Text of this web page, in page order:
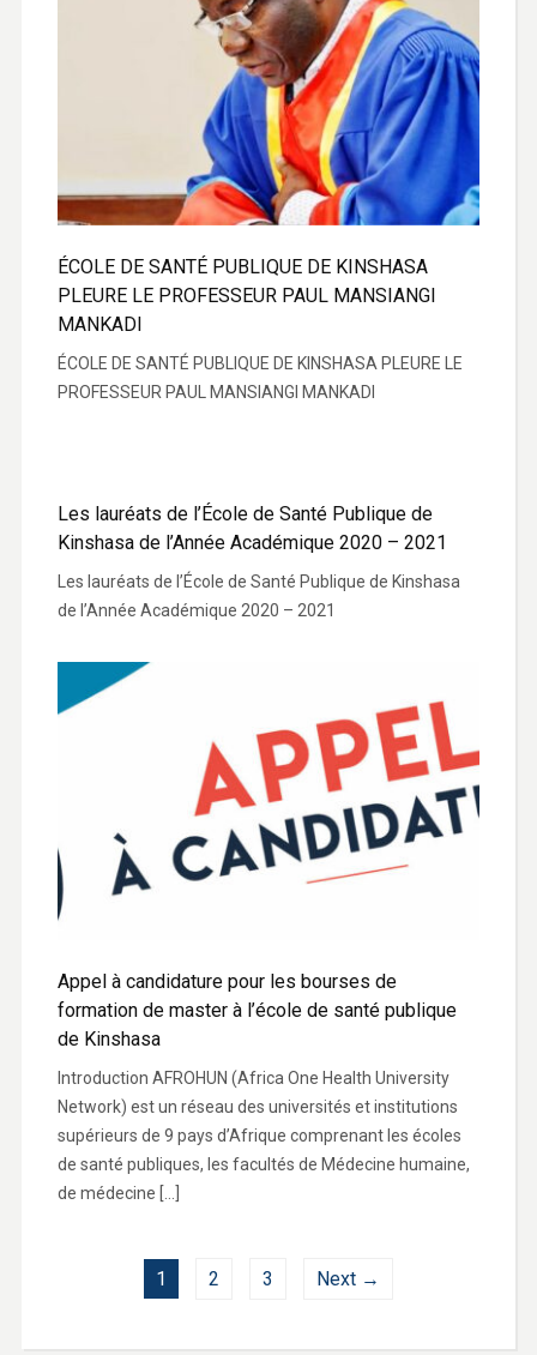
ÉCOLE DE SANTÉ PUBLIQUE DE KINSHASA
PLEURE LE PROFESSEUR PAUL MANSIANGI
MANKADI
ÉCOLE DE SANTÉ PUBLIQUE DE KINSHASA PLEURE LE
PROFESSEUR PAUL MANSIANGI MANKADI
Les lauréats de l’École de Santé Publique de
Kinshasa de l’Année Académique 2020 – 2021
Les lauréats de l’École de Santé Publique de Kinshasa
de l’Année Académique 2020 – 2021
Appel à candidature pour les bourses de
formation de master à l’école de santé publique
de Kinshasa
Introduction AFROHUN (Africa One Health University
Network) est un réseau des universités et institutions
supérieurs de 9 pays d’Afrique comprenant les écoles
de santé publiques, les facultés de Médecine humaine,
de médecine […]
1 2 3 Next →